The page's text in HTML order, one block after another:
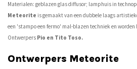
Materialen: geblazen glas diffusor; lamphuis in
Meteorite is gemaakt van een dubbele laags
een 'stampo een fermo' mal-blazen techniek en
Ontwerpers Pio en Tito Toso.
Ontwerpers Meteorite